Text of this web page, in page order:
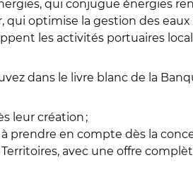
qui conjugue énergies
optimise la gestion des
les activités portuaires
dans le livre blanc de la
leur création ;
à prendre en compte dès la
avec une offre